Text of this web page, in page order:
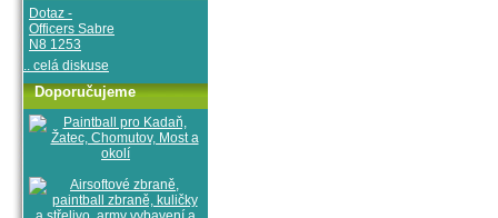
Dotaz -
Officers Sabre
N8 1253
.. celá diskuse
Doporučujeme